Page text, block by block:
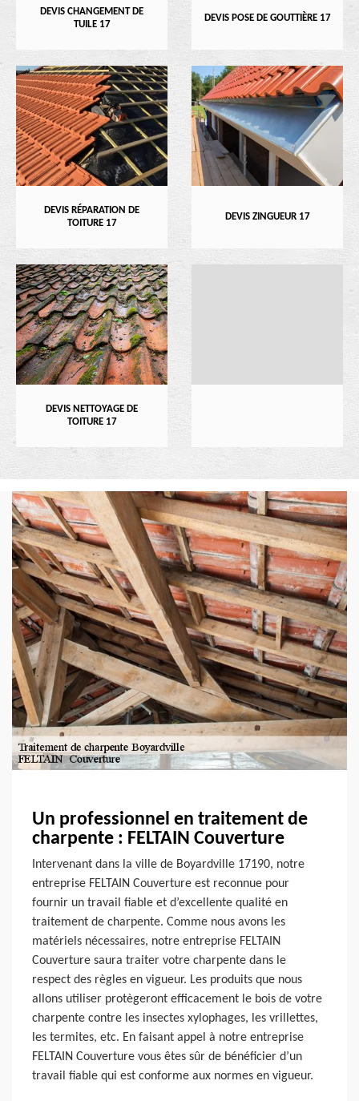
DEVIS CHANGEMENT DE
TUILE 17
DEVIS POSE DE GOUTTIÈRE 17
DEVIS RÉPARATION DE
TOITURE 17
DEVIS ZINGUEUR 17
DEVIS NETTOYAGE DE
TOITURE 17
Un professionnel en traitement de
charpente : FELTAIN Couverture
Intervenant dans la ville de Boyardville 17190, notre
entreprise FELTAIN Couverture est reconnue pour
fournir un travail fiable et d’excellente qualité en
traitement de charpente. Comme nous avons les
matériels nécessaires, notre entreprise FELTAIN
Couverture saura traiter votre charpente dans le
respect des règles en vigueur. Les produits que nous
allons utiliser protègeront efficacement le bois de votre
charpente contre les insectes xylophages, les vrillettes,
les termites, etc. En faisant appel à notre entreprise
FELTAIN Couverture vous êtes sûr de bénéficier d’un
travail fiable qui est conforme aux normes en vigueur.